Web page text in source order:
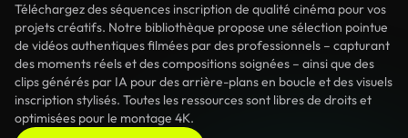
Téléchargez des séquences inscription de qualité cinéma pour vos
projets créatifs. Notre bibliothèque propose une sélection pointue
de vidéos authentiques filmées par des professionnels – capturant
des moments réels et des compositions soignées – ainsi que des
clips générés par IA pour des arrière-plans en boucle et des visuels
inscription stylisés. Toutes les ressources sont libres de droits et
optimisées pour le montage 4K.